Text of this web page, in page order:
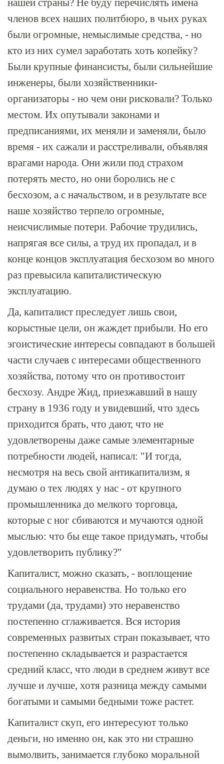
нашей страны? Не буду перечислять имена
членов всех наших политбюро, в чьих руках
были огромные, немыслимые средства, - но
кто из них сумел заработать хоть копейку?
Были крупные финансисты, были сильнейшие
инженеры, были хозяйственники-
организаторы - но чем они рисковали? Только
местом. Их опутывали законами и
предписаниями, их меняли и заменяли, было
время - их сажали и расстреливали, объявляя
врагами народа. Они жили под страхом
потерять место, но они боролись не с
бесхозом, а с начальством, и в результате все
наше хозяйство терпело огромные,
неисчислимые потери. Рабочие трудились,
напрягая все силы, а труд их пропадал, и в
конце концов эксплуатация бесхозом во много
раз превысила капиталистическую
эксплуатацию.
Да, капиталист преследует лишь свои,
корыстные цели, он жаждет прибыли. Но его
эгоистические интересы совпадают в большей
части случаев с интересами общественного
хозяйства, потому что он противостоит
бесхозу. Андре Жид, приезжавший в нашу
страну в 1936 году и увидевший, что здесь
приходится брать, что дают, что не
удовлетворены даже самые элементарные
потребности людей, написал: "И тогда,
несмотря на весь свой антикапитализм, я
думаю о тех людях у нас - от крупного
промышленника до мелкого торговца,
которые с ног сбиваются и мучаются одной
мыслью: что бы еще такое придумать, чтобы
удовлетворить публику?"
Капиталист, можно сказать, - воплощение
социального неравенства. Но только его
трудами (да, трудами) это неравенство
постепенно сглаживается. Вся история
современных развитых стран показывает, что
постепенно складывается и разрастается
средний класс, что люди в среднем живут все
лучше и лучше, хотя разница между самыми
богатыми и самыми бедными тоже растет.
Капиталист скуп, его интересуют только
деньги, но именно он, как это ни страшно
вымолвить, занимается глубоко моральной